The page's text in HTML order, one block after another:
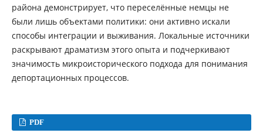
района демонстрирует, что переселённые немцы не
были лишь объектами политики: они активно искали
способы интеграции и выживания. Локальные источники
раскрывают драматизм этого опыта и подчеркивают
значимость микроисторического подхода для понимания
депортационных процессов.
PDF